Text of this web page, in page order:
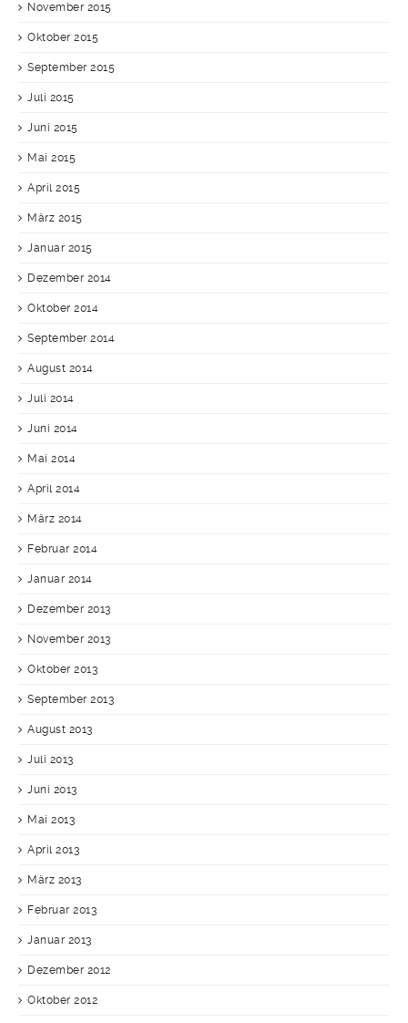
November 2015
Oktober 2015
September 2015
Juli 2015
Juni 2015
Mai 2015
April 2015
März 2015
Januar 2015
Dezember 2014
Oktober 2014
September 2014
August 2014
Juli 2014
Juni 2014
Mai 2014
April 2014
März 2014
Februar 2014
Januar 2014
Dezember 2013
November 2013
Oktober 2013
September 2013
August 2013
Juli 2013
Juni 2013
Mai 2013
April 2013
März 2013
Februar 2013
Januar 2013
Dezember 2012
Oktober 2012